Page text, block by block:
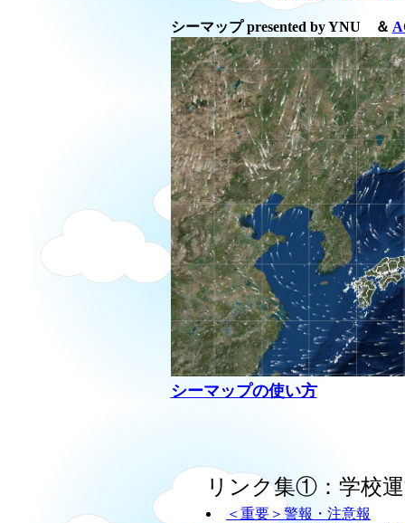
シーマップ presented by YNU ＆
シーマップの使い方
リンク集①：学校
＜重要＞警報・注意報